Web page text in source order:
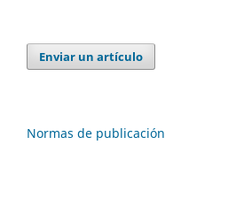
Enviar un artículo
Normas de publicación